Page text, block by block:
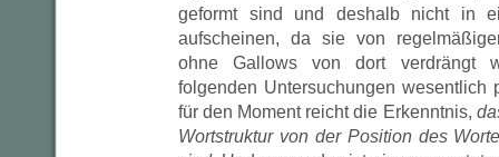
geformt sind und deshalb nicht in
aufscheinen, da sie von
ohne Gallows von dort verdrängt
folgenden Untersuchungen wesentlich
für den Moment reicht die Erkenntnis,
Wortstruktur von der Position des